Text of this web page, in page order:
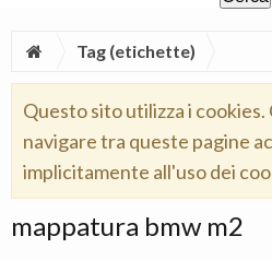
Tag (etichette)
Questo sito utilizza i cookies.
navigare tra queste pagine
implicitamente all'uso dei
mappatura bmw m2